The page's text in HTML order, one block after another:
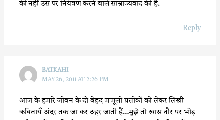
की नहीं उस पर नियंत्रण करने वाले साम्राज्यवाद की है.
Reply
BATKAHI
MAY 26, 2011 AT 2:26 PM
आज के हमारे जीवन के दो बेहद मामूली प्रतीकों को लेकर लिखी
कवितायेँ अंदर तक जा कर ठहर जाती हैं…मुझे तो खास तौर पर भीड़